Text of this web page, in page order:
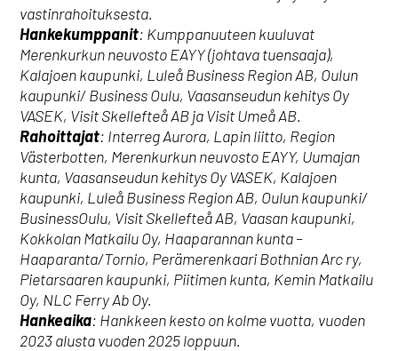
vastinrahoituksesta.
Hankekumppanit: Kumppanuuteen kuuluvat
Merenkurkun neuvosto EAYY (johtava tuensaaja),
Kalajoen kaupunki, Luleå Business Region AB, Oulun
kaupunki/ Business Oulu, Vaasanseudun kehitys Oy
VASEK, Visit Skellefteå AB ja Visit Umeå AB.
Rahoittajat: Interreg Aurora, Lapin liitto, Region
Västerbotten, Merenkurkun neuvosto EAYY, Uumajan
kunta, Vaasanseudun kehitys Oy VASEK, Kalajoen
kaupunki, Luleå Business Region AB, Oulun kaupunki/
BusinessOulu, Visit Skellefteå AB, Vaasan kaupunki,
Kokkolan Matkailu Oy, Haaparannan kunta –
Haaparanta/Tornio, Perämerenkaari Bothnian Arc ry,
Pietarsaaren kaupunki, Piitimen kunta, Kemin Matkailu
Oy, NLC Ferry Ab Oy.
Hankeaika: Hankkeen kesto on kolme vuotta, vuoden
2023 alusta vuoden 2025 loppuun.